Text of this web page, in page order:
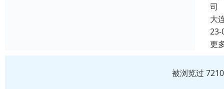
司
大
23-
更
被浏览过